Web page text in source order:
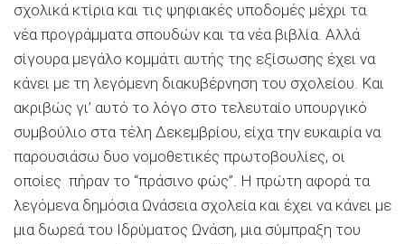
σχολικά κτίρια και τις ψηφιακές υποδομές μέχρι τα
νέα προγράμματα σπουδών και τα νέα βιβλία. Αλλά
σίγουρα μεγάλο κομμάτι αυτής της εξίσωσης έχει να
κάνει με τη λεγόμενη διακυβέρνηση του σχολείου. Και
ακριβώς γι’ αυτό το λόγο στο τελευταίο υπουργικό
συμβούλιο στα τέλη Δεκεμβρίου, είχα την ευκαιρία να
παρουσιάσω δυο νομοθετικές πρωτοβουλίες, οι
οποίες πήραν το “πράσινο φώς”. Η πρώτη αφορά τα
λεγόμενα δημόσια Ωνάσεια σχολεία και έχει να κάνει με
μια δωρεά του Ιδρύματος Ωνάση, μια σύμπραξη του